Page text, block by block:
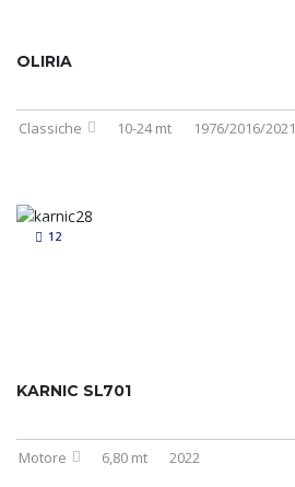
OLIRIA
Classiche 10-24 mt 1976/2016/2021
12
KARNIC SL701
Motore 6,80 mt 2022